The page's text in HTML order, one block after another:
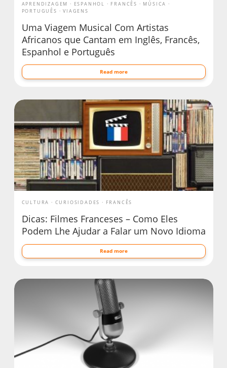
APRENDIZAGEM ESPANHOL FRANCÊS
MÚSICA
PORTUGUÊS
VIAGENS
Uma Viagem Musical Com Artistas
Africanos que Cantam em Inglês, Francês,
Espanhol e Português
Read more
CULTURA CURIOSIDADES FRANCÊS
Dicas: Filmes Franceses – Como Eles
Podem Lhe Ajudar a Falar um Novo Idioma
Read more